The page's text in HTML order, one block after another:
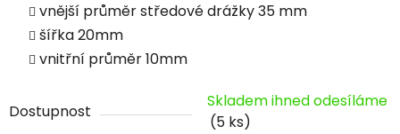
vnější průměr středové drážky 35 mm
šířka 20mm
vnitřní průměr 10mm
Dostupnost
Skladem ihned odesíláme
(5 ks)